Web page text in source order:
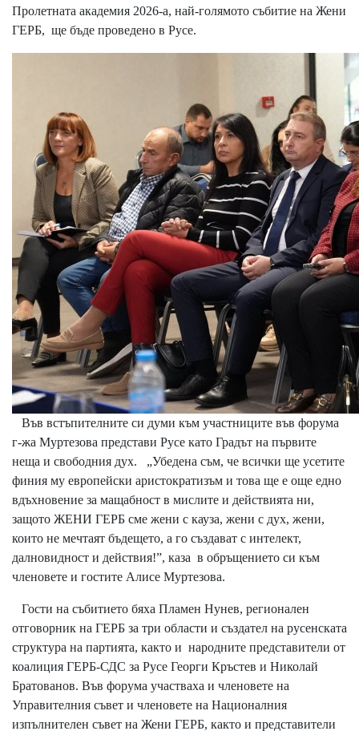
Пролетната академия 2026-а, най-голямото събитие на Жени
ГЕРБ, ще бъде проведено в Русе.
Във встъпителните си думи към участниците във форума
г-жа Муртезова представи Русе като Градът на първите
неща и свободния дух. „Убедена съм, че всички ще усетите
финия му европейски аристократизъм и това ще е още едно
вдъхновение за мащабност в мислите и действията ни,
защото ЖЕНИ ГЕРБ сме жени с кауза, жени с дух, жени,
които не мечтаят бъдещето, а го създават с интелект,
далновидност и действия!”, каза в обръщението си към
членовете и гостите Алисе Муртезова.
Гости на събитието бяха Пламен Нунев, регионален
отговорник на ГЕРБ за три области и създател на русенската
структура на партията, както и народните представители от
коалиция ГЕРБ-СДС за Русе Георги Кръстев и Николай
Братованов. Във форума участваха и членовете на
Управителния съвет и членовете на Националния
изпълнителен съвет на Жени ГЕРБ, както и представители